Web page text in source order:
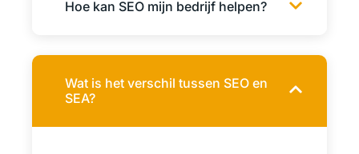
Hoe kan SEO mijn bedrijf helpen?
Wat is het verschil tussen SEO en
SEA?